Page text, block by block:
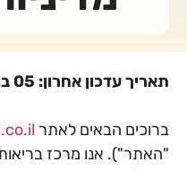
תאריך עדכון אחרון: 05 בנובמבר 2025
ברוכים הבאים לאתר
"האתר"). אנו מרכז בריאות